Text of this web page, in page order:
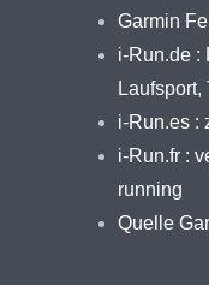
Garmin
i-Run.de :
i-Run.es :
i-Run.fr :
running
Quelle